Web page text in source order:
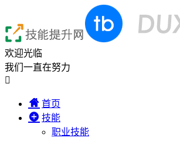
欢迎光临
我们一直在努力

首页
技能
职业技能